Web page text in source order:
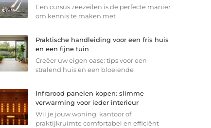
Een cursus zeezeilen is de perfecte manier
om kennis te maken met
Praktische handleiding voor een fris huis
en een fijne tuin
Creëer uw eigen oase: tips voor een
stralend huis en een bloeiende
Infrarood panelen kopen: slimme
verwarming voor ieder interieur
Wil je jouw woning, kantoor of
praktijkruimte comfortabel en efficiënt